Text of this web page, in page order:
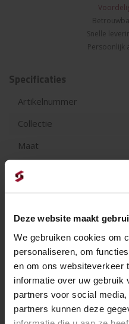
Deze website maakt
We gebruiken cookies om
personaliseren, om
en om ons websiteverkeer
informatie over uw gebruik
partners voor social
partners kunnen deze
Snelle
Persoonlijk
Specificaties
Artikelnummer
Collectie
Maat
Dikte
't is weer voorbij die
Let op wij hanteren